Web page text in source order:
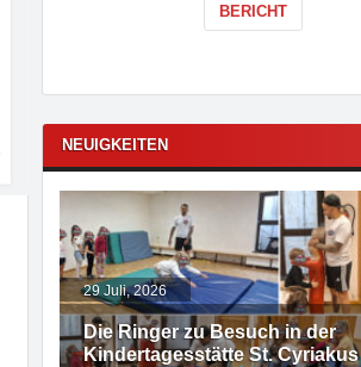
BERICHT
NEUIGKEITEN
Die Ringer zu Besuch in der
Kindertagesstätte St. Cyriakus
29 Juli, 2026